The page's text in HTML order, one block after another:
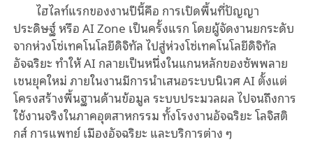
ไฮไลท์แรกของงานปีนี้คือ การเปิดพื้นที่ปัญญา
ประดิษฐ์ หรือ AI Zone เป็นครั้งแรก โดยผู้จัดงานยกระดับ
จากห่วงโซ่เทคโนโลยีดิจิทัล ไปสู่ห่วงโซ่เทคโนโลยีดิจิทัล
อัจฉริยะ ทำให้ AI กลายเป็นหนึ่งในแกนหลักของซัพพลาย
เชนยุคใหม่ ภายในงานมีการนำเสนอระบบนิเวศ AI ตั้งแต่
โครงสร้างพื้นฐานด้านข้อมูล ระบบประมวลผล ไปจนถึงการ
ใช้งานจริงในภาคอุตสาหกรรม ทั้งโรงงานอัจฉริยะ โลจิสติ
กส์ การแพทย์ เมืองอัจฉริยะ และบริการต่าง ๆ